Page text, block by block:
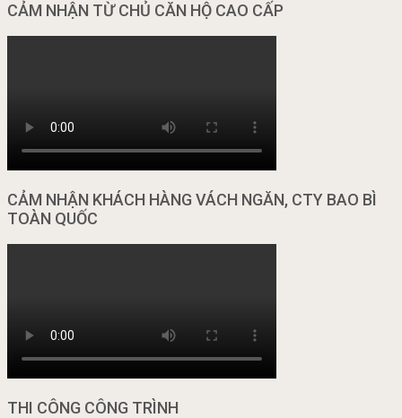
CẢM NHẬN TỪ CHỦ CĂN HỘ CAO CẤP
CẢM NHẬN KHÁCH HÀNG VÁCH NGĂN, CTY BAO BÌ
TOÀN QUỐC
THI CÔNG CÔNG TRÌNH